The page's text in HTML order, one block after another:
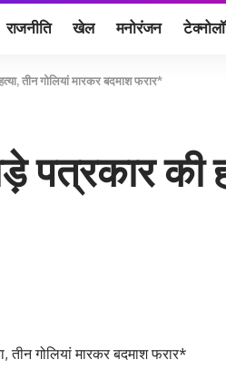
राजनीति खेल मनोरंजन
तीन गोलियां मारकर बदमाश फरार*
पत्रकार की
तीन गोलियां मारकर बदमाश फरार*